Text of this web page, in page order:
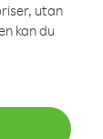
utan
kan du